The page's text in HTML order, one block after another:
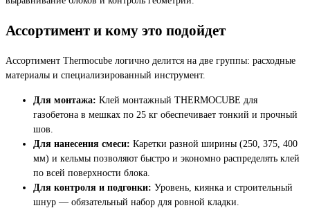
Ассортимент и кому это подойдет
Ассортимент Thermocube логично делится на две группы: расходные
материалы и специализированный инструмент.
Для монтажа: Клей монтажный THERMOCUBE для
газобетона в мешках по 25 кг обеспечивает тонкий и прочный
шов.
Для нанесения смеси: Каретки разной ширины (250, 375, 400
мм) и кельмы позволяют быстро и экономно распределять клей
по всей поверхности блока.
Для контроля и подгонки: Уровень, киянка и строительный
шнур — обязательный набор для ровной кладки.